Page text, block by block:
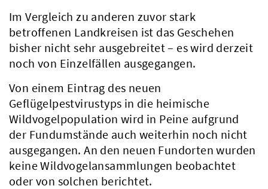
Im Vergleich zu anderen zuvor stark
betroffenen Landkreisen ist das Geschehen
bisher nicht sehr ausgebreitet – es wird derzeit
noch von Einzelfällen ausgegangen.
Von einem Eintrag des neuen
Geflügelpestvirustyps in die heimische
Wildvogelpopulation wird in Peine aufgrund
der Fundumstände auch weiterhin noch nicht
ausgegangen. An den neuen Fundorten wurden
keine Wildvogelansammlungen beobachtet
oder von solchen berichtet.